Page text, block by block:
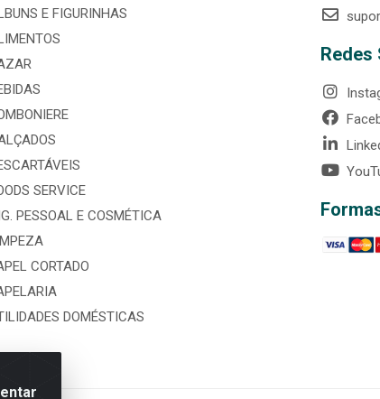
E FIGURINHAS
SERVICE
PESSOAL E COSMÉTICA
CORTADO
DOMÉSTICAS
Redes